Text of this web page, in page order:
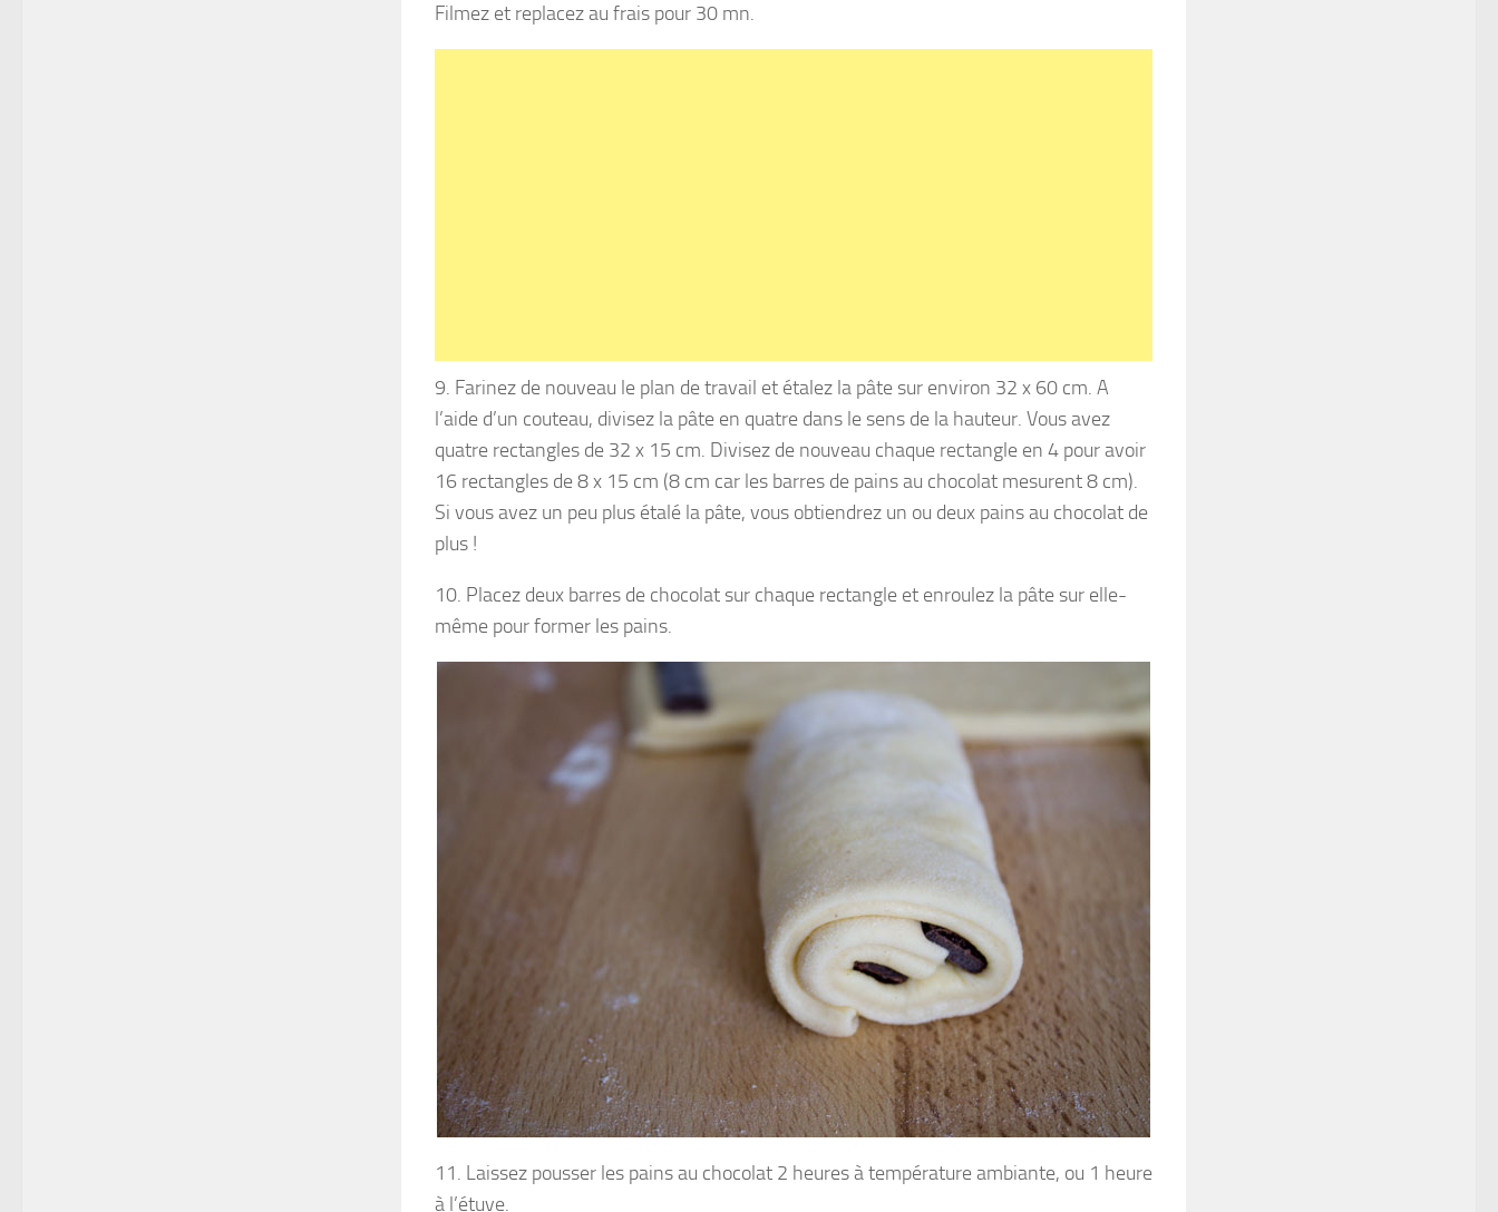
Filmez et replacez au frais pour 30 mn.
9. Farinez de nouveau le plan de travail et étalez la pâte sur environ 32 x 60 cm. A
l’aide d’un couteau, divisez la pâte en quatre dans le sens de la hauteur. Vous avez
quatre rectangles de 32 x 15 cm. Divisez de nouveau chaque rectangle en 4 pour avoir
16 rectangles de 8 x 15 cm (8 cm car les barres de pains au chocolat mesurent 8 cm).
Si vous avez un peu plus étalé la pâte, vous obtiendrez un ou deux pains au chocolat de
plus !
10. Placez deux barres de chocolat sur chaque rectangle et enroulez la pâte sur elle-
même pour former les pains.
11. Laissez pousser les pains au chocolat 2 heures à température ambiante, ou 1 heure
à l’étuve.